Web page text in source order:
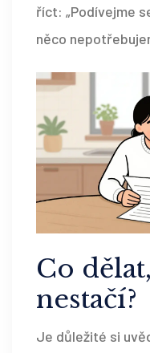
říct: „Podívejme
něco
Co
nestačí?
Je důležité si